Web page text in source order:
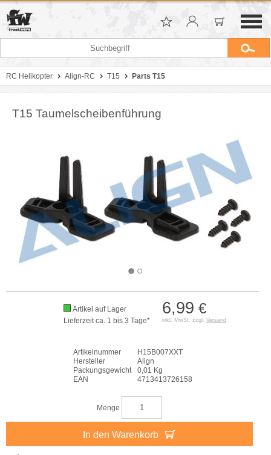
RC Helikopter Align-RC T15 Parts T15
T15 Taumelscheibenführung
6,99 €
inkl. MwSt. zzgl. Versand
Artikel auf Lager
Lieferzeit ca. 1 bis 3 Tage*
Artikelnummer
H15B007XXT
Hersteller
Align
Packungsgewicht
0,01 Kg
EAN
4713413726158
Menge
In den Warenkorb